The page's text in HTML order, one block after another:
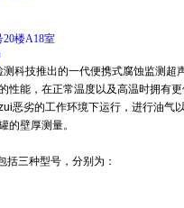
楼A18室
科技推出的一代便携式腐蚀监测超
性能，在正常温度以及高温时拥有
恶劣的工作环境下运行，进行油气
的壁厚测量。
括三种型号，分别为：